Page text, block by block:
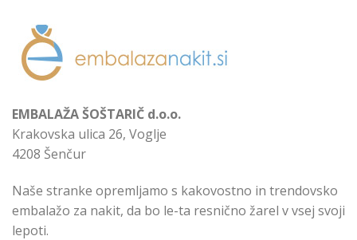
EMBALAŽA ŠOŠTARIČ d.o.o.
Krakovska ulica 26, Voglje
4208 Šenčur
Naše stranke opremljamo s kakovostno in trendovsko
embalažo za nakit, da bo le-ta resnično žarel v vsej svoji
lepoti.